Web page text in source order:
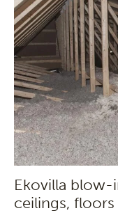
Ekovilla
ceilings, floors